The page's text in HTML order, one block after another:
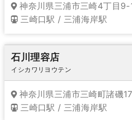
神奈川県三浦市三崎4丁目9-
三崎口駅 / 三浦海岸駅
石川理容店
イシカワリヨウテン
神奈川県三浦市三崎町諸磯
三崎口駅 / 三浦海岸駅